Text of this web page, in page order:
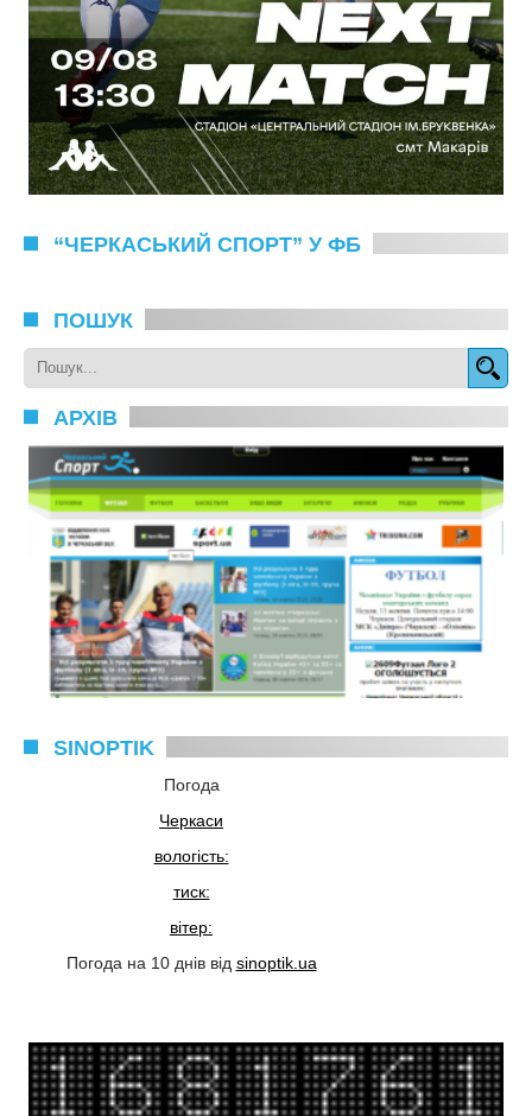
“ЧЕРКАСЬКИЙ СПОРТ” У ФБ
ПОШУК
АРХІВ
SINOPTIK
Погода
Черкаси
вологість:
тиск:
вітер:
Погода на 10 днів від sinoptik.ua